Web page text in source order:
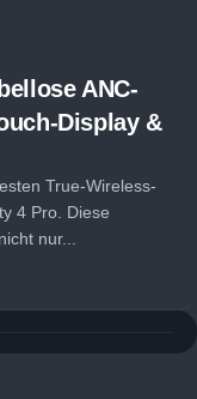
ANC-
Display &
True-Wireless-
4 Pro. Diese
nur...